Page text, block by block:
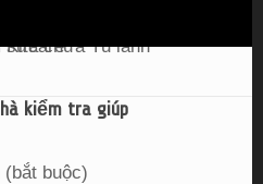
kiểm tra giúp
(bắt buộc)